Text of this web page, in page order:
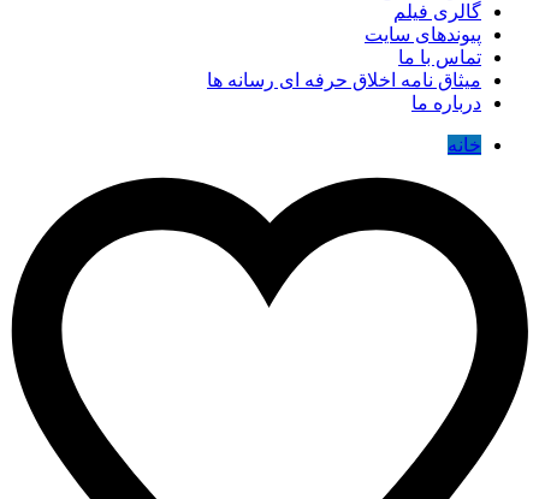
گالری فیلم
پیوندهای سایت
تماس با ما
میثاق نامه اخلاق حرفه ای رسانه ها
درباره ما
خانه